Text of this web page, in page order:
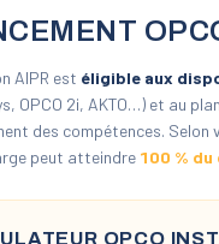
AIPR est éligible aux
OPCO 2i, AKTO…) et au
des compétences. Selon
peut atteindre 100 % du
OPCO